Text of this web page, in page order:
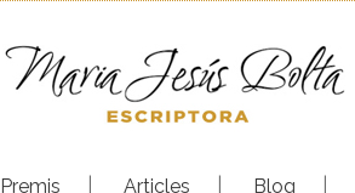
Premis Articles Blog